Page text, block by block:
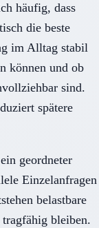
häufig, dass
die beste
im Alltag stabil
können und ob
sind.
spätere
geordneter
Einzelanfragen
belastbare
bleiben.